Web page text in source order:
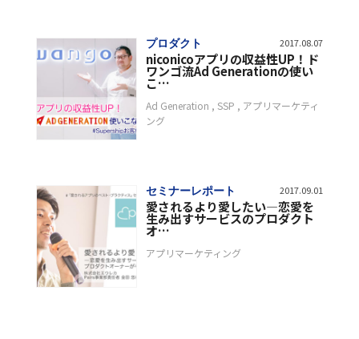
プロダクト 2017.08.07
niconicoアプリの収益性UP！ド
ワンゴ流Ad Generationの使い
こ…
Ad Generation SSP
アプリマーケティ
ング
セミナーレポート 2017.09.01
愛されるより愛したい―恋愛を
生み出すサービスのプロダクト
オ…
アプリマーケティング